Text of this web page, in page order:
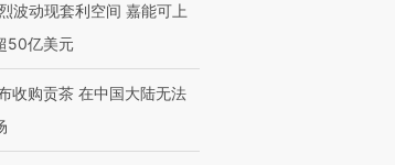
波动现套利空间 嘉能可上
50亿美元
收购贡茶 在中国大陆无法